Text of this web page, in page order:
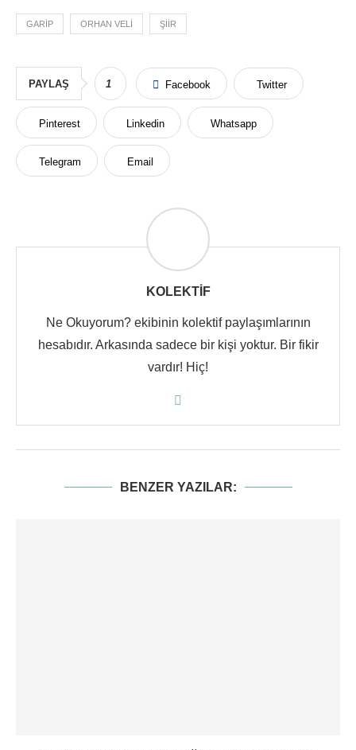
GARIP ORHAN VELI ŞIIR
PAYLAŞ 1 Facebook Twitter
Pinterest Linkedin Whatsapp
Telegram Email
KOLEKTIF
Ne Okuyorum? ekibinin kolektif paylaşımlarının
hesabıdır. Arkasında sadece bir kişi yoktur. Bir fikir
vardır! Hiç!
BENZER YAZILAR: